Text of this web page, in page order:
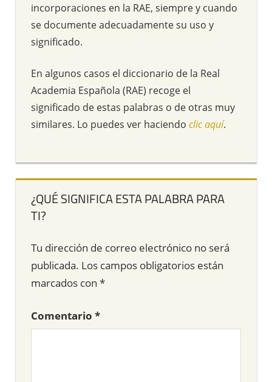
incorporaciones en la RAE, siempre y cuando
se documente adecuadamente su uso y
significado.
En algunos casos el diccionario de la Real
Academia Española (RAE) recoge el
significado de estas palabras o de otras muy
similares. Lo puedes ver haciendo clic aquí.
¿QUÉ SIGNIFICA ESTA PALABRA PARA
TI?
Tu dirección de correo electrónico no será
publicada. Los campos obligatorios están
marcados con *
Comentario *